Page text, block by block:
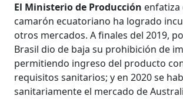
El Ministerio de Producción enfatiza
camarón ecuatoriano ha logrado
otros mercados. A finales del 2019,
Brasil dio de baja su prohibición de
permitiendo ingreso del producto
requisitos sanitarios; y en 2020 se
sanitariamente el mercado de